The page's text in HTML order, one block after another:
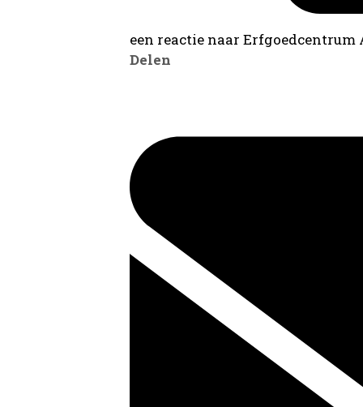
een reactie naar
Delen